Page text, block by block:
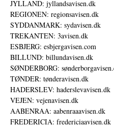
JYLLAND: jyllandsavisen.dk
REGIONEN: regionsavisen.dk
SYDDANMARK: sydavisen.dk
TREKANTEN: 3avisen.dk
ESBJERG: esbjergavisen.com
BILLUND: billundavisen.dk
SØNDERBORG:
TØNDER: tønderavisen.dk
HADERSLEV: haderslevavisen.dk
VEJEN: vejenavisen.dk
AABENRAA: aabenraaavisen.dk
FREDERICIA: fredericiaavisen.dk